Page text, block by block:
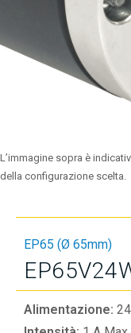
L’immagine sopra è
della configurazione scelta.
EP65 (Ø 65mm)
Alimentazione: